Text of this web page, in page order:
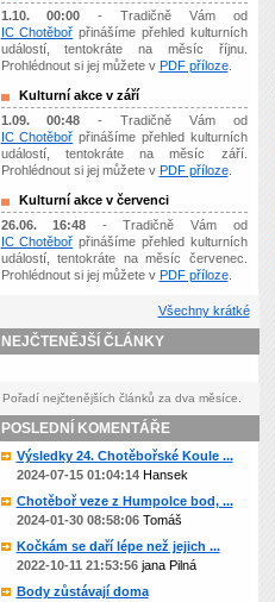
1.10. 00:00 - Tradičně Vám od
IC Chotěboř přinášíme přehled kulturních
událostí, tentokráte na měsíc říjnu.
Prohlédnout si jej můžete v PDF příloze.
Kulturní akce v září
1.09. 00:48 - Tradičně Vám od
IC Chotěboř přinášíme přehled kulturních
událostí, tentokráte na měsíc září.
Prohlédnout si jej můžete v PDF příloze.
Kulturní akce v červenci
26.06. 16:48 - Tradičně Vám od
IC Chotěboř přinášíme přehled kulturních
událostí, tentokráte na měsíc červenec.
Prohlédnout si jej můžete v PDF příloze.
Všechny krátké
NEJČTENĚJŠÍ ČLÁNKY
Pořadí nejčtenějších článků za dva měsíce.
POSLEDNÍ KOMENTÁŘE
Výsledky 24. Chotěbořské Koule ...
2024-07-15 01:04:14Hansek
Chotěboř veze z Humpolce bod, ...
2024-01-30 08:58:06Tomáš
Kočkám se daří lépe než jejich ...
2022-10-11 21:53:56jana Pilná
Body zůstávají doma